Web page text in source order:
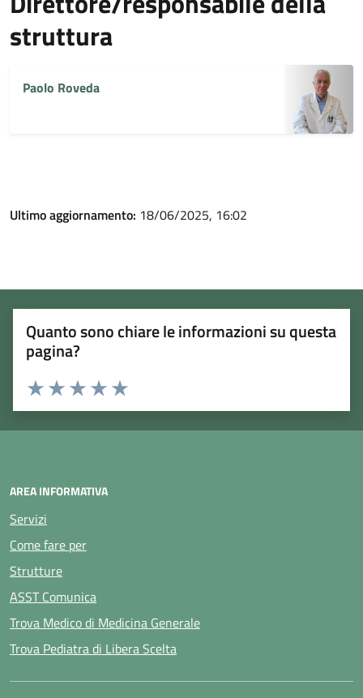
struttura
Paolo Roveda
Ultimo aggiornamento: 18/06/2025, 16:02
Quanto sono chiare le informazioni su questa
pagina?
Rating:
Valuta 5 stelle su 5
Valuta 4 stelle su 5
Valuta 3 stelle su 5
Valuta 2 stelle su 5
Valuta 1 stelle su 5
AREA INFORMATIVA
Servizi
Come fare per
Strutture
ASST Comunica
Trova Medico di Medicina Generale
Trova Pediatra di Libera Scelta